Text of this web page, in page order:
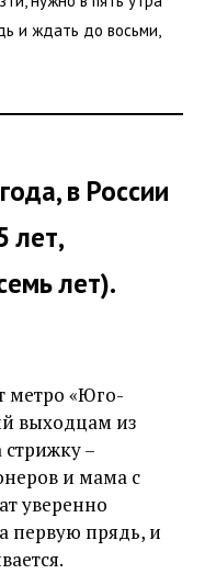
и ждать до восьми,
в России
лет,
лет).
метро «Юго-
выходцам из
–
и мама с
уверенно
первую прядь, и